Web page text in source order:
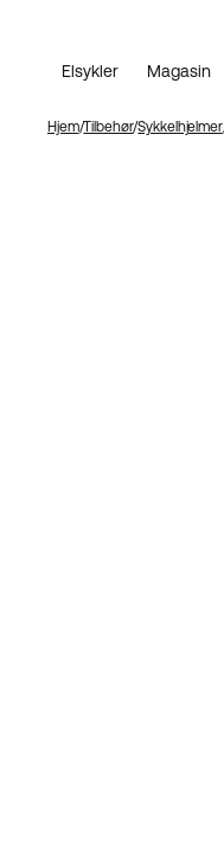
Elsykler Magasin
Hjem Tilbehør Sykkelhjelmer